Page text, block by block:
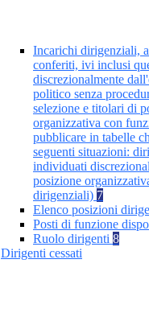
Incarichi dirigenziali,
conferiti, ivi inclusi
discrezionalmente
politico senza
selezione e titolari di
organizzativa con
pubblicare in tabelle
seguenti situazioni:
individuati
posizione
dirigenziali) 7
Elenco posizioni
Posti di funzione
Ruolo dirigenti 8
Dirigenti cessati